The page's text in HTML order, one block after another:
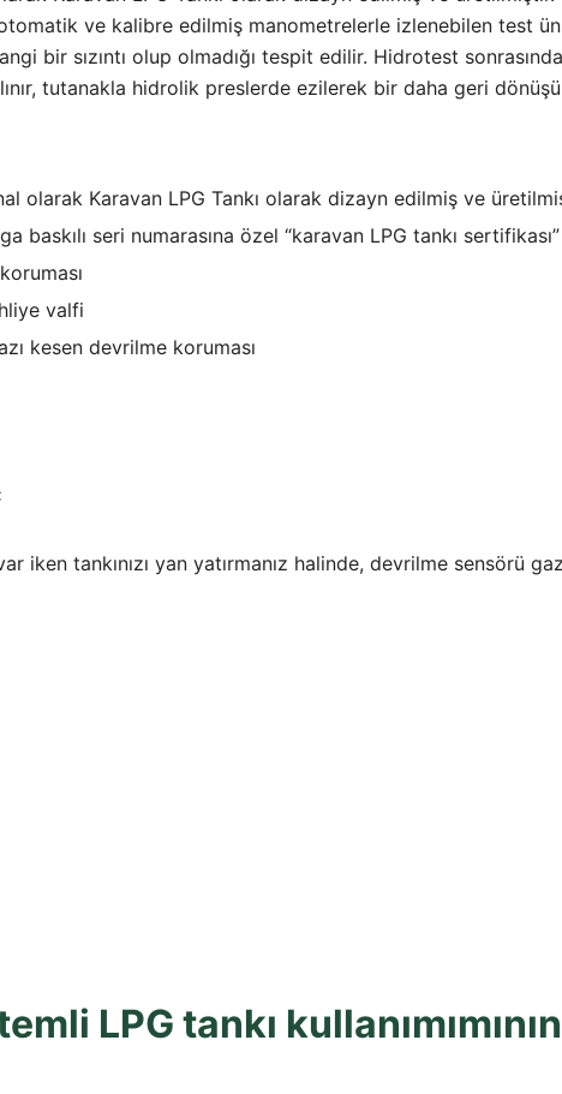
otomatik ve kalibre edilmiş manometrelerle izlenebilen test
bir sızıntı olup olmadığı tespit edilir. Hidrotest
tutanakla hidrolik preslerde ezilerek bir daha geri
olarak Karavan LPG Tankı olarak dizayn edilmiş ve
baskılı seri numarasına özel “karavan LPG tankı
valfi
kesen devrilme koruması
iken tankınızı yan yatırmanız halinde, devrilme sensörü
LPG tankı